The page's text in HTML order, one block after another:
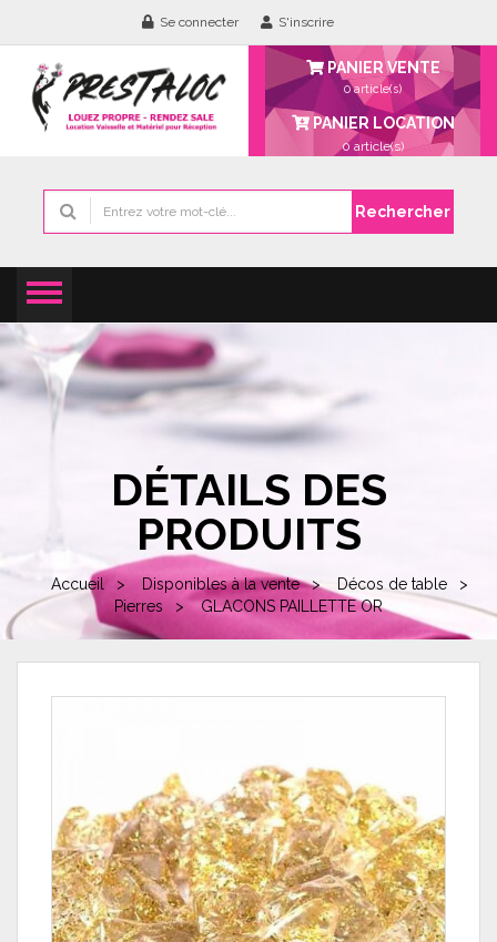
Se connecter S'inscrire
PANIER VENTE
0 article(s)
PANIER LOCATION
0 article(s)
Rechercher
DÉTAILS DES
PRODUITS
Accueil Disponibles à la vente
Décos de table
Pierres
GLACONS PAILLETTE OR